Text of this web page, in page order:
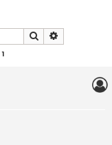
r
Rechercher
1